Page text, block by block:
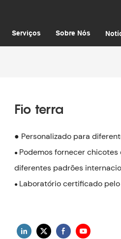
Serviços Sobre Nós
Fio terra
● Personalizado para
● Podemos fornecer
diferentes padrões
● Laboratório certificado